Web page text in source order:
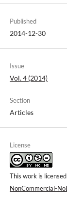
Published
2014-12-30
Issue
Vol. 4 (2014)
Section
Articles
License
This work is
NonCommercial-